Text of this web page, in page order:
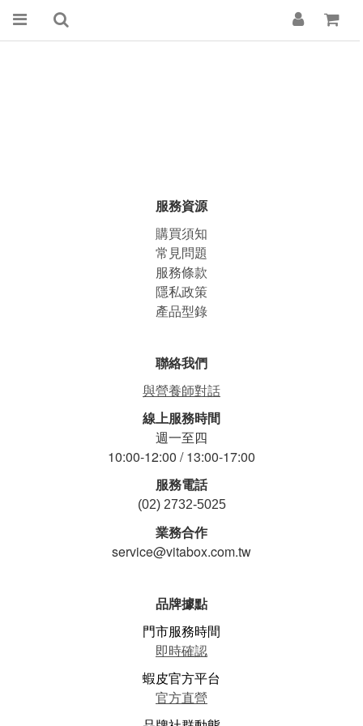
服務資源
購買須知
常見問題
服務條款
隱私政策
產品型錄
聯絡我們
與營養師對話
線上服務時間
週一至四
10:00-12:00 / 13:00-17:00
服務電話
(02) 2732-5025
業務合作
service@vitabox.com.tw
品牌據點
門市服務時間
即時確認
蝦皮官方平台
官方直營